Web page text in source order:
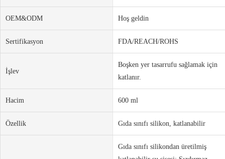
OEM&ODM Hoş geldin
Sertifikasyon FDA/REACH/ROHS
İşlev
Boşken yer tasarrufu sağlamak için
katlanır.
Hacim 600 ml
Özellik Gıda sınıfı silikon, katlanabilir
Gıda sınıfı silikondan üretilmiş